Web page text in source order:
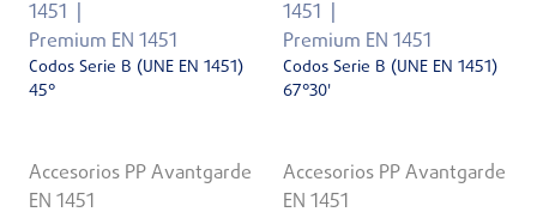
1451
Premium EN 1451
Codos Serie B (UNE EN 1451)
45°
Accesorios PP Avantgarde
EN 1451
1451
Premium EN 1451
Codos Serie B (UNE EN 1451)
67°30'
Accesorios PP Avantgarde
EN 1451